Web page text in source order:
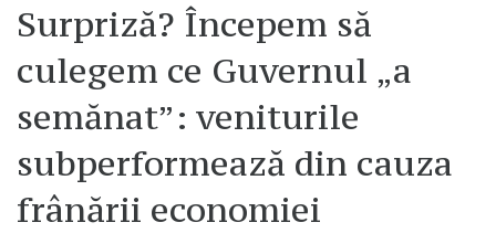
Surpriză? Începem să
culegem ce Guvernul „a
semănat”: veniturile
subperformează din cauza
frânării economiei